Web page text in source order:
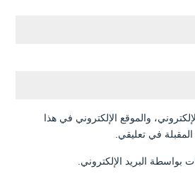
والموقع الإلكتروني في هذا
في تعليقي.
بواسطة البريد الإلكتروني.